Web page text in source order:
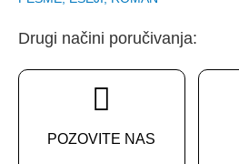
Drugi načini poručivanja:
POZOVITE NAS